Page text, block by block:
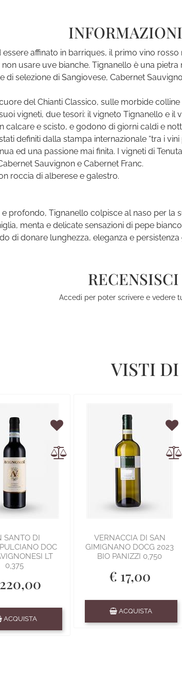
affinato in barriques, il primo vino
usare uve bianche. Tignanello è una pietra
di selezione di Sangiovese, Cabernet
del Chianti Classico, sulle morbide
vigneti, due tesori: il vigneto Tignanello e
calcare e scisto, e godono di giorni caldi e
definiti dalla stampa internazionale “tra i
ed una passione mai finita. I vigneti di
Sauvignon e Cabernet Franc.
roccia di alberese e galestro.
profondo, Tignanello colpisce al naso per
menta e delicate sensazioni di pepe
di donare lunghezza, eleganza e persistenza
Accedi per poter scrivere e vedere
VISTI DI
SANTO DI
DOC
LT
0,375
ACQUISTA
VERNACCIA DI SAN
GIMIGNANO DOCG 2023
BIO PANIZZI 0,750
€ 17,00
ACQUISTA